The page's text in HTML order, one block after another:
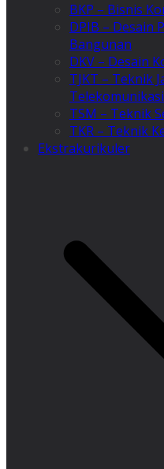
BKP – Bisnis
DPIB – Desain
Bangunan
DKV – Desain
TJKT – Teknik
Telekomunikasi
TSM – Teknik
TKR – Teknik
Ekstrakurikuler